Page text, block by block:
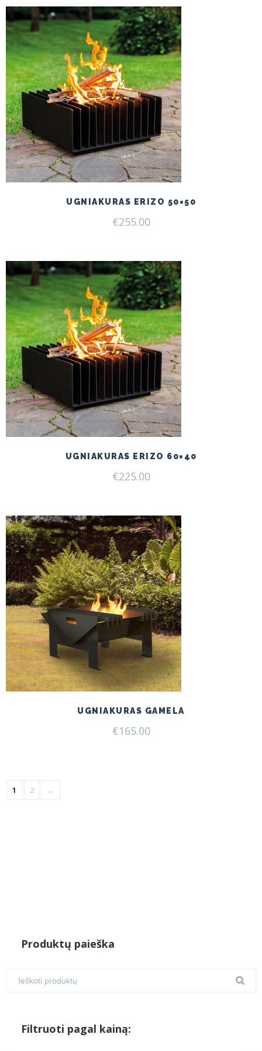
UGNIAKURAS ERIZO 50×50
€255.00
UGNIAKURAS ERIZO 60×40
€225.00
UGNIAKURAS GAMELA
€165.00
1 2 →
Produktų paieška
Filtruoti pagal kainą: